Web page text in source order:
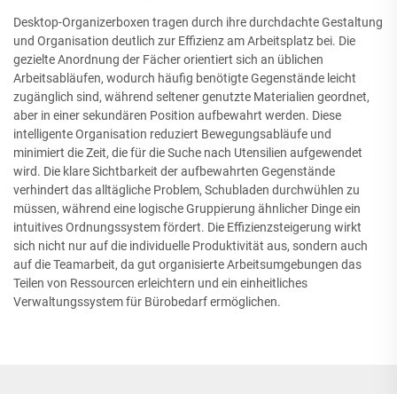
Desktop-Organizerboxen tragen durch ihre durchdachte Gestaltung
und Organisation deutlich zur Effizienz am Arbeitsplatz bei. Die
gezielte Anordnung der Fächer orientiert sich an üblichen
Arbeitsabläufen, wodurch häufig benötigte Gegenstände leicht
zugänglich sind, während seltener genutzte Materialien geordnet,
aber in einer sekundären Position aufbewahrt werden. Diese
intelligente Organisation reduziert Bewegungsabläufe und
minimiert die Zeit, die für die Suche nach Utensilien aufgewendet
wird. Die klare Sichtbarkeit der aufbewahrten Gegenstände
verhindert das alltägliche Problem, Schubladen durchwühlen zu
müssen, während eine logische Gruppierung ähnlicher Dinge ein
intuitives Ordnungssystem fördert. Die Effizienzsteigerung wirkt
sich nicht nur auf die individuelle Produktivität aus, sondern auch
auf die Teamarbeit, da gut organisierte Arbeitsumgebungen das
Teilen von Ressourcen erleichtern und ein einheitliches
Verwaltungssystem für Bürobedarf ermöglichen.